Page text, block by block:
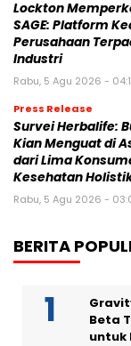
Lockton
SAGE: Platform
Perusahaan
Industri
Rabu, 5 Agu 2026 -
Press Release
Survei Herbalife:
Kian Menguat di
dari Lima
Kesehatan
Rabu, 5 Agu 2026 -
BERITA
Beta
untuk